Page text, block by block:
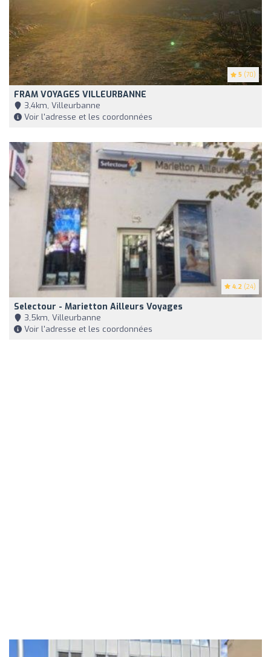
5 (70)
FRAM VOYAGES VILLEURBANNE
3,4km, Villeurbanne
Voir l'adresse et les coordonnées
4.2 (24)
Selectour - Marietton Ailleurs Voyages
3,5km, Villeurbanne
Voir l'adresse et les coordonnées